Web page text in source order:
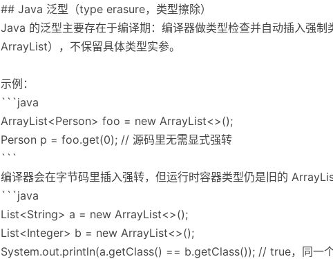
## Java 泛型（type erasure，类型擦除）
Java 的泛型主要存在于编译期：编译器做类型检查并自动插入强
ArrayList），不保留具体类型实参。
示例：
```java
ArrayList<Person> foo = new ArrayList<>();
Person p = foo.get(0); // 源码里无需显式强转
```
编译器会在字节码里插入强转，但运行时容器类型仍是旧的
```java
List<String> a = new ArrayList<>();
List<Integer> b = new ArrayList<>();
System.out.println(a.getClass() == b.getClass()); // true，同一